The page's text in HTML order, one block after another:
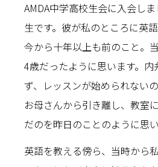
AMDA中学高校生会に入会し
生です。彼が私のところに英
今から十年以上も前のこと。
4歳だったように思います。
ず、レッスンが始められない
お母さんから引き離し、教室
だのを昨日のことのように思い
英語を教える傍ら、当時から